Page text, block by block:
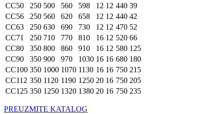
CC50
250 500 560 598 12 12 440 39
CC56
250 560 620 658 12 12 440 42
CC63
250 630 690 730 12 12 470 52
CC71
250 710 770 810 16 12 520 66
CC80
350 800 860 910 16 12 580 125
CC90
350 900 970 1030 16 16 680 180
CC100 350 1000 1070 1130 16 16 750 215
CC112 350 1120 1190 1250 20 16 750 205
CC125 350 1250 1320 1380 20 16 750 235
PREUZMITE KATALOG